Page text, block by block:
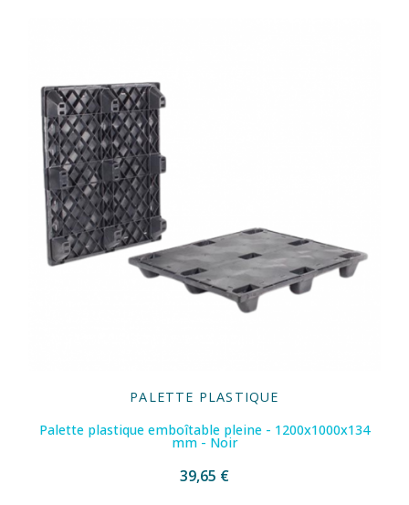
PALETTE PLASTIQUE
Palette plastique emboîtable pleine - 1200x1000x134
mm - Noir
39,65 €